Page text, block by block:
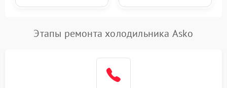
Этапы ремонта холодильника Asko